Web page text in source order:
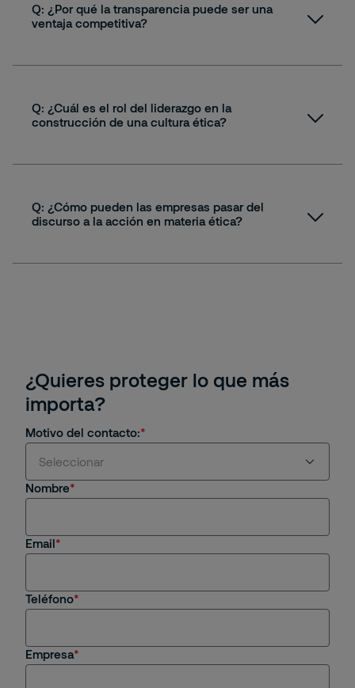
social
Q: ¿Por qué la transparencia puede ser una
ventaja competitiva?
A:
social
Q: ¿Cuál es el rol del liderazgo en la
construcción de una cultura ética?
A:
Q: ¿Cómo pueden las empresas pasar del
discurso a la acción en materia ética?
A:
social
¿Quieres proteger lo que más
importa?
Motivo del contacto:
Seleccionar
Soy cliente actual
Estoy interesado en una oportunidad de empleo
Nombre
Email
Teléfono
Empresa